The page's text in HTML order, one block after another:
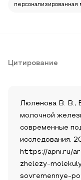
персонализированная
Цитирование
Люленова В. В.,
молочной
современные
исследования.
https://apni.ru/
zhelezy-
sovremennye-